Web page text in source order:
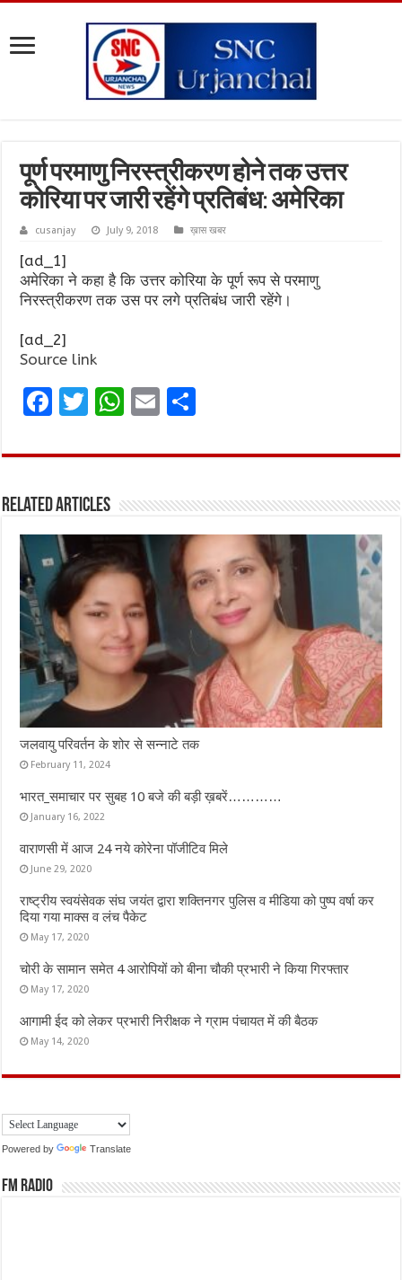
पूर्ण परमाणु निरस्त्रीकरण होने तक उत्तर
कोरिया पर जारी रहेंगे प्रतिबंध: अमेरिका
cusanjay July 9, 2018 ख़ास खबर
[ad_1]
अमेरिका ने कहा है कि उत्तर कोरिया के पूर्ण रूप से परमाणु
निरस्त्रीकरण तक उस पर लगे प्रतिबंध जारी रहेंगे।
[ad_2]
Source link
F
ce
o
o
k
T
it
r
W
at
A
p
p
E
ai ar
Related Articles
जलवायु परिवर्तन के शोर से सन्नाटे तक
February 11, 2024
भारत_समाचार पर सुबह 10 बजे की बड़ी ख़बरें…………
January 16, 2022
वाराणसी में आज 24 नये कोरेना पॉजीटिव मिले
June 29, 2020
राष्ट्रीय स्वयंसेवक संघ जयंत द्वारा शक्तिनगर पुलिस व मीडिया को पुष्प वर्षा कर
दिया गया माक्स व लंच पैकेट
May 17, 2020
चोरी के सामान समेत 4 आरोपियों को बीना चौकी प्रभारी ने किया गिरफ्तार
May 17, 2020
आगामी ईद को लेकर प्रभारी निरीक्षक ने ग्राम पंचायत में की बैठक
May 14, 2020
Powered by Translate
FM Radio